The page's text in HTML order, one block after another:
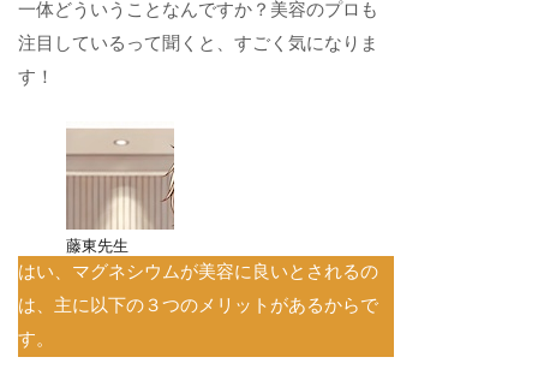
一体どういうことなんですか？美容のプロも
注目しているって聞くと、すごく気になりま
す！
藤東先生
はい、マグネシウムが美容に良いとされるの
は、主に以下の３つのメリットがあるからで
す。